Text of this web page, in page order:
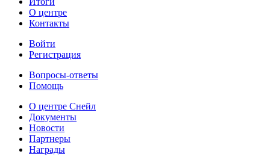
О центре
Контакты
Войти
Регистрация
Вопросы-ответы
Помощь
О центре Снейл
Документы
Новости
Партнеры
Награды